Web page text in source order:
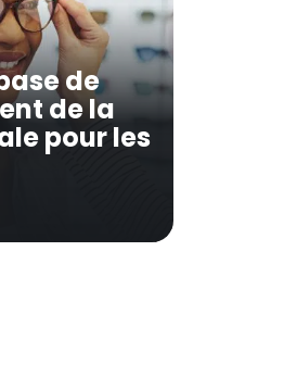
de
de la
pour les